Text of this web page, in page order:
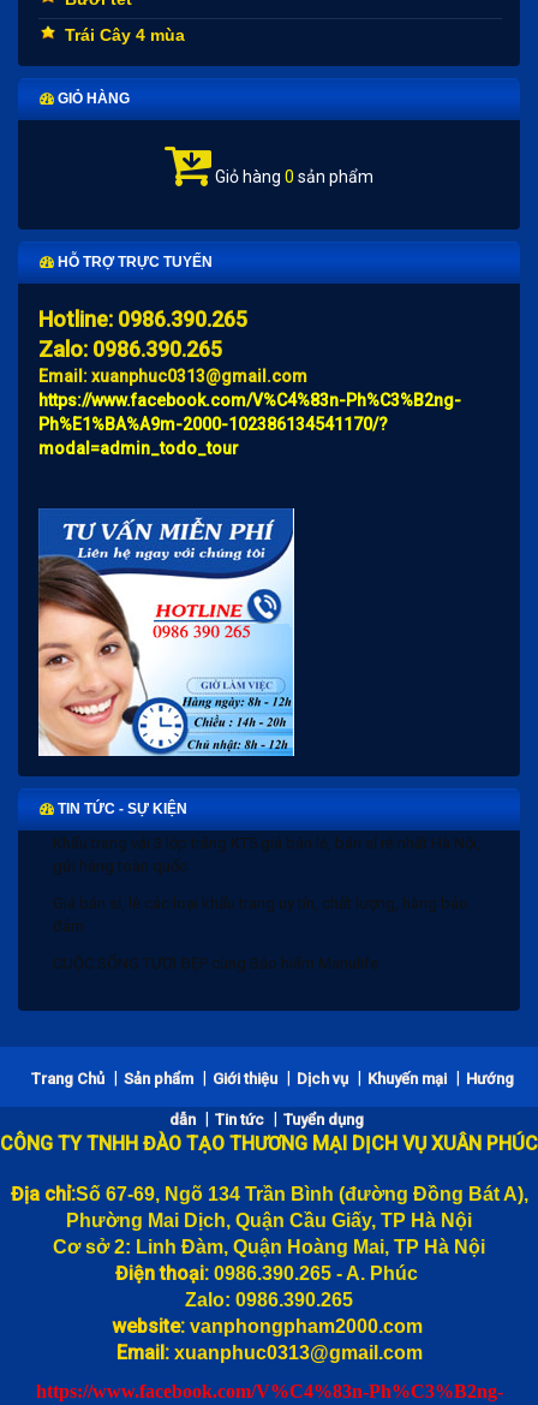
Trái Cây 4 mùa
GIỎ HÀNG
Giỏ hàng 0 sản phẩm
HỖ TRỢ TRỰC TUYẾN
Hotline: 0986.390.265
Zalo: 0986.390.265
Email: xuanphuc0313@gmail.com
https://www.facebook.com/V%C4%83n-Ph%C3%B2ng-
Ph%E1%BA%A9m-2000-102386134541170/?
modal=admin_todo_tour
TIN TỨC - SỰ KIỆN
Khẩu trang vải 3 lớp trắng KT5 giá bán lẻ, bán sỉ rẻ nhất Hà Nội,
gửi hàng toàn quốc
Giá bán sỉ, lẻ các loại khẩu trang uy tín, chất lượng, hàng bảo
đảm
CUỘC SỐNG TƯƠI ĐẸP cùng Bảo hiểm Manulife
Khẩu trang vải 3 lớp trắng KT5 giá bán lẻ, bán sỉ rẻ nhất Hà Nội,
gửi hàng toàn quốc
Giá bán sỉ, lẻ các loại khẩu trang uy tín, chất lượng, hàng bảo
đảm
Trang Chủ | Sản phẩm | Giới thiệu | Dịch vụ | Khuyến mại | Hướng
dẫn | Tin tức | Tuyển dụng
CÔNG TY TNHH ĐÀO TẠO THƯƠNG MẠI DỊCH VỤ XUÂN PHÚC
Địa chỉ:Số 67-69, Ngõ 134 Trần Bình (đường Đồng Bát A),
Phường Mai Dịch, Quận Cầu Giấy, TP Hà Nội
Cơ sở 2: Linh Đàm, Quận Hoàng Mai, TP Hà Nội
Điện thoại: 0986.390.265 - A. Phúc
Zalo: 0986.390.265
website: vanphongpham2000.com
Email: xuanphuc0313@gmail.com
https://www.facebook.com/V%C4%83n-Ph%C3%B2ng-